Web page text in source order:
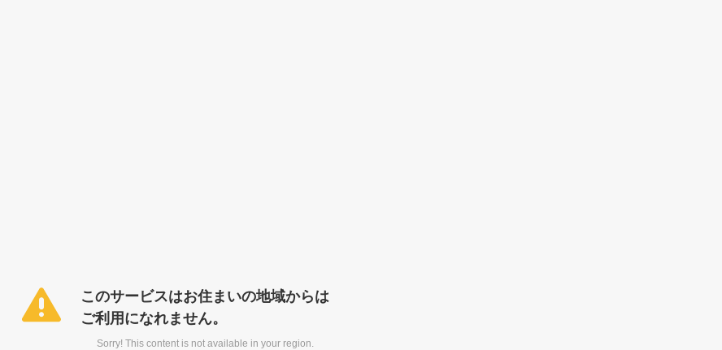
このサービスはお住まいの地域からは
ご利用になれません。
Sorry! This content is not available in your region.